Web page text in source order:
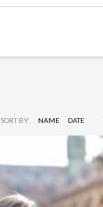
SORT BY: NAME DATE